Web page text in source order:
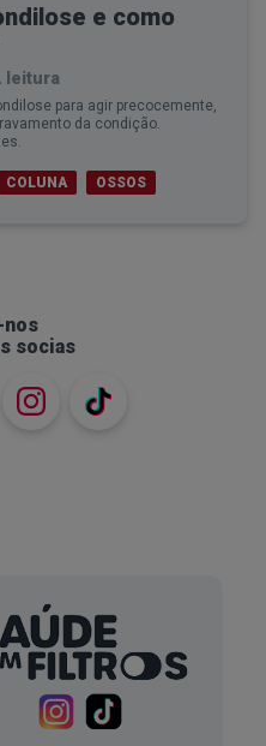
e como
leitura
para agir precocemente,
da condição.
COLUNA OSSOS
nos
socias